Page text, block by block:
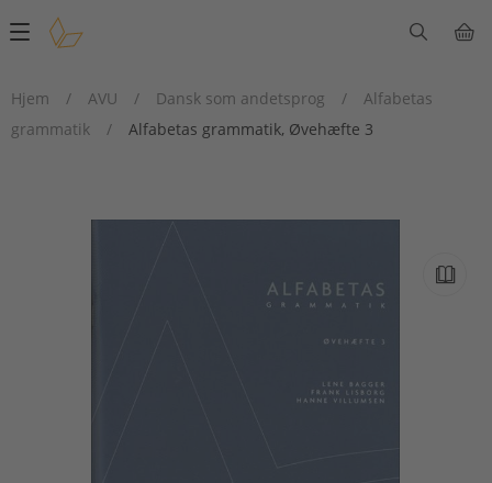
Main
Hjem
/ AVU / Dansk som andetsprog /
Alfabetas
grammatik
/ Alfabetas grammatik, Øvehæfte 3